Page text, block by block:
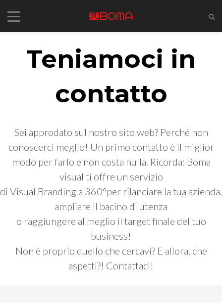
Teniamoci in
contatto
Sei approdato sul nostro sito web? Perché non
conoscerci meglio! Un primo contatto è il miglior
modo per farlo e non costa nulla. Ricorda: Boma
visual ti offre un servizio
di Visual Branding a 360°per rilanciare la tua azienda,
ampliare il bacino di utenza
o raggiungere al meglio il target finale del tuo
business!
Non è proprio quello che cercavi? E allora, che
aspetti?! Contattaci!